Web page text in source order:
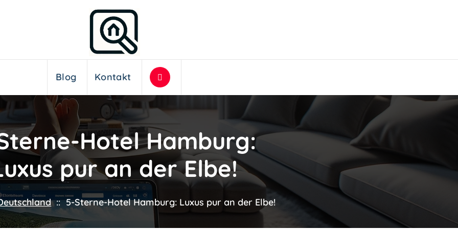
Blog Kontakt
Hotel Hamburg:
pur an der Elbe!
:: 5-Sterne-Hotel Hamburg: Luxus pur an der Elbe!